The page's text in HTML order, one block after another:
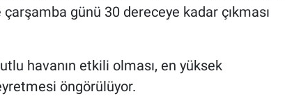
çarşamba günü 30 dereceye kadar çıkması
havanın etkili olması, en yüksek
öngörülüyor.